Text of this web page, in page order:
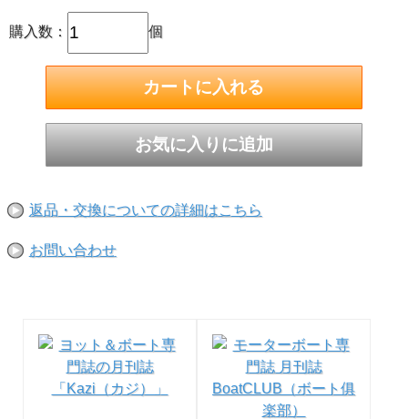
すべての部品が信頼の日本製
サイズ：φ68×56mm ／ 取付穴：φ5.5 ×3（径50mm）／ 質
量：200g ／規格：船灯型式承認基準/JIS F 0812 ／ 国交省型
式承認取得品／ NAUTILIGHT
NAUTILIGHT LED航海灯シリーズ
◆kazi online LED航海灯の記事はこちら
●お取り寄せ品になります。1週間以内に入荷できない場合
購入数： 個
返品・交換についての詳細はこちら
お問い合わせ